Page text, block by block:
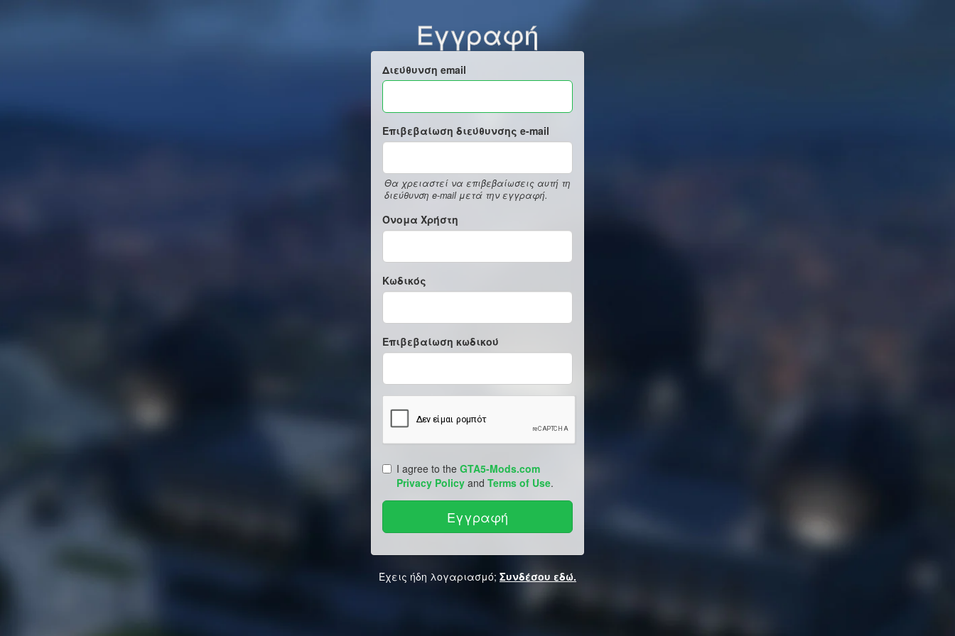
Εγγραφή
Διεύθυνση email
Επιβεβαίωση διεύθυνσης e-mail
Θα χρειαστεί να επιβεβαίωσεις αυτή τη
διεύθυνση e-mail μετά την εγγραφή.
Όνομα Χρήστη
Κωδικός
Επιβεβαίωση κωδικού
I agree to the GTA5-Mods.com
Privacy Policy and Terms of Use.
Έχεις ήδη λογαριασμό; Συνδέσου εδώ.